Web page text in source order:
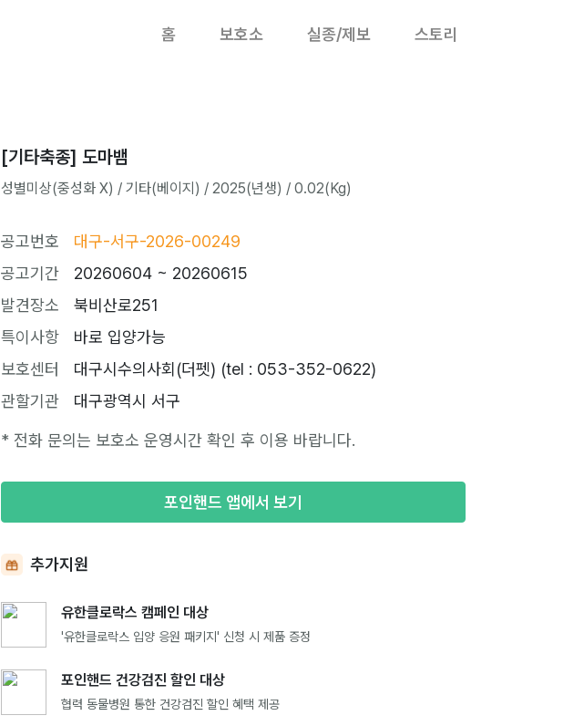
홈 보호소 실종/제보 스토리
[기타축종] 도마뱀
성별미상(중성화 X) / 기타(베이지) / 2025(년생) / 0.02(Kg)
공고번호
대구-서구-2026-00249
공고기간
20260604 ~ 20260615
발견장소
북비산로251
특이사항
바로 입양가능
보호센터
대구시수의사회(더펫) (tel : 053-352-0622)
관할기관
대구광역시 서구
* 전화 문의는 보호소 운영시간 확인 후 이용 바랍니다.
포인핸드 앱에서 보기
추가지원
유한클로락스 캠페인 대상
'유한클로락스 입양 응원 패키지' 신청 시 제품 증정
포인핸드 건강검진 할인 대상
협력 동물병원 통한 건강검진 할인 혜택 제공